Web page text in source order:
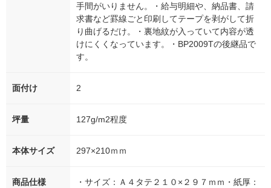
手間がいりません。・給与明細や、納品書、請
求書など罫線ごと印刷してテープを剥がして折
り曲げるだけ。・裏地紋が入っていて内容が透
けにくくなっています。・BP2009Tの後継品で
す。
面付け 2
坪量 127g/m2程度
本体サイズ 297×210ｍｍ
商品仕様
・サイズ：Ａ４タテ２１０×２９７ｍｍ・紙厚：